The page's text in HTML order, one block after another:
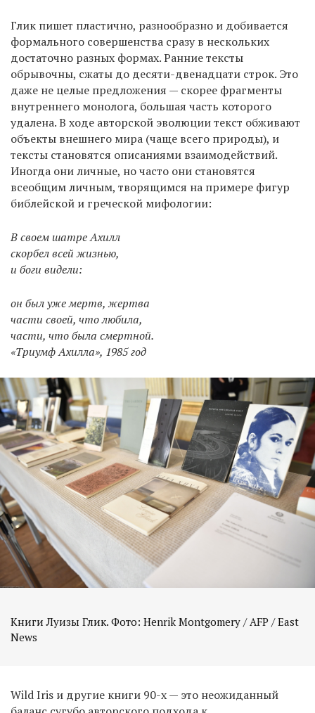
Глик пишет пластично, разнообразно и добивается
формального совершенства сразу в нескольких
достаточно разных формах. Ранние тексты
обрывочны, сжаты до десяти-двенадцати строк. Это
даже не целые предложения — скорее фрагменты
внутреннего монолога, большая часть которого
удалена. В ходе авторской эволюции текст обживают
объекты внешнего мира (чаще всего природы), и
тексты становятся описаниями взаимодействий.
Иногда они личные, но часто они становятся
всеобщим личным, творящимся на примере фигур
библейской и греческой мифологии:
В своем шатре Ахилл
скорбел всей жизнью,
и боги видели:
он был уже мертв, жертва
части своей, что любила,
части, что была смертной.
«Триумф Ахилла», 1985 год
Книги Луизы Глик. Фото: Henrik Montgomery / AFP / East
News
Wild Iris и другие книги 90-х — это неожиданный